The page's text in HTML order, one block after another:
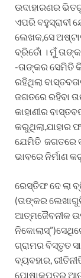
ଉଦାହାରଣର
ଏପରି ବହୁସ୍ରାବୀ
ଲେଖକ,ସେ
ବ୍ରିତୋଁ । ମୁଁ
-ତାଙ୍କର ସେମିତି
ରହିଥିଲା
ଜଗତରେ ରହିବା
କାହାଣୀର
କରୁଥିଲା,ଯାହାର
ଯେମିତି ଜଗତରେ
ଭାବରେ ନିର୍ମାଣ
ରେସ୍ତିଫ ଦେ ଲା
(ତାଙ୍କର
ଆତ୍ମଜୈବନୀକ
ଗ୍ରାମର ବିସ୍ତୃତ
ବ୍ୟବହାର,
ପୋଷାକପତ୍ର ଆଉ